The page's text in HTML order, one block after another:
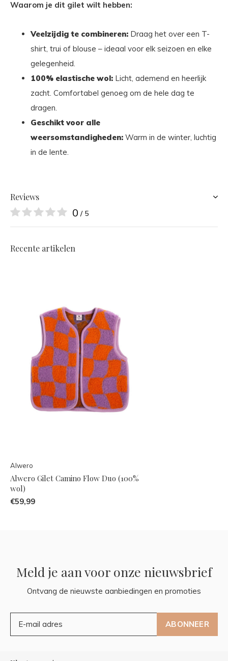
Waarom je dit gilet wilt hebben:
Veelzijdig te combineren: Draag het over een T-
shirt, trui of blouse – ideaal voor elk seizoen en elke
gelegenheid.
100% elastische wol: Licht, ademend en heerlijk
zacht. Comfortabel genoeg om de hele dag te
dragen.
Geschikt voor alle
weersomstandigheden: Warm in de winter, luchtig
in de lente.
Reviews
0 / 5
Recente artikelen
Alwero
Alwero Gilet Camino Flow Duo (100%
wol)
€59,99
Meld je aan voor onze nieuwsbrief
Ontvang de nieuwste aanbiedingen en promoties
ABONNEER